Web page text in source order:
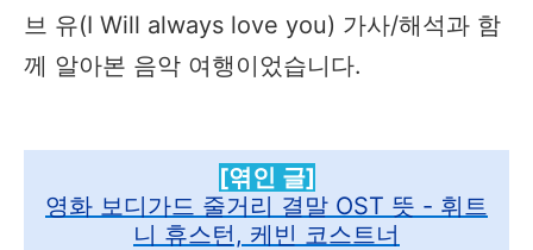
브 유(I Will always love you) 가사/해석과 함
께 알아본 음악 여행이었습니다. ​
[엮인 글]
영화 보디가드 줄거리 결말 OST 뜻 - 휘트
니 휴스턴, 케빈 코스트너